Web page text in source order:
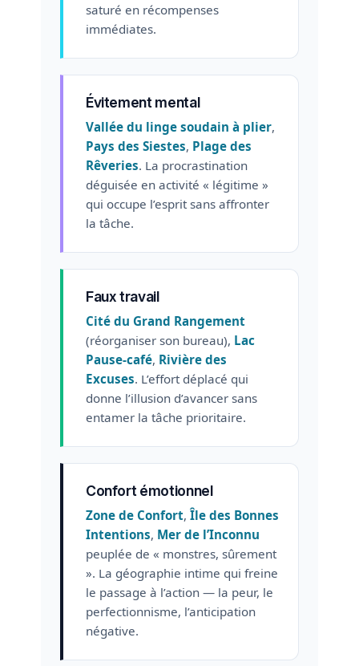
saturé en récompenses
immédiates.
Évitement mental
Vallée du linge soudain à plier,
Pays des Siestes, Plage des
Rêveries. La procrastination
déguisée en activité « légitime »
qui occupe l’esprit sans affronter
la tâche.
Faux travail
Cité du Grand Rangement
(réorganiser son bureau), Lac
Pause-café, Rivière des
Excuses. L’effort déplacé qui
donne l’illusion d’avancer sans
entamer la tâche prioritaire.
Confort émotionnel
Zone de Confort, Île des Bonnes
Intentions, Mer de l’Inconnu
peuplée de « monstres, sûrement
». La géographie intime qui freine
le passage à l’action — la peur, le
perfectionnisme, l’anticipation
négative.